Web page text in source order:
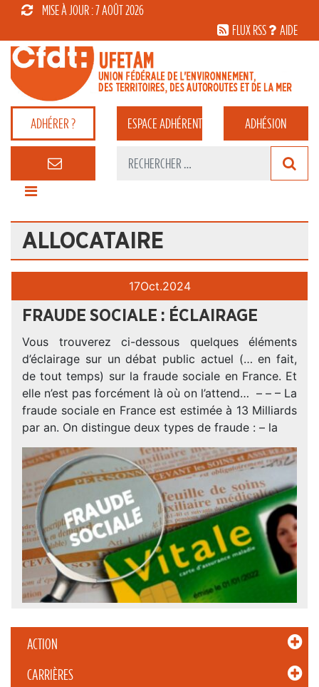
MISE À JOUR : 7 AOÛT 2026
FLUX RSS
AIDE
ADHÉRER ? ESPACEADHÉRENT ADHÉSION
ALLOCATAIRE
ACTION
CARRIÈRES
17Oct.2024
FRAUDE SOCIALE : ÉCLAIRAGE
Vous trouverez ci-dessous quelques éléments
d’éclairage sur un débat public actuel (… en fait,
de tout temps) sur la fraude sociale en France. Et
elle n’est pas forcément là où on l’attend… – – – La
fraude sociale en France est estimée à 13 Milliards
par an. On distingue deux types de fraude : – la